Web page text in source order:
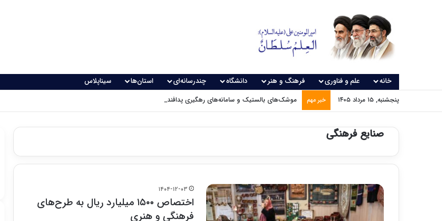
خانه علم و فناوری فرهنگ و هنر دانشگاه چندرسانه‌ای استان‌ها سیناپلاس
پنجشنبه, ۱۵ مرداد ۱۴۰۵ خبر مهم موشک‌های بالستیک و سامانه‌های رهگیری پدافندی چگونه کار می کنند؟
صنایع فرهنگی
۱۴۰۴-۱۲-۰۳
اختصاص ۱۵۰۰ میلیارد ریال به طرح‌های
فرهنگی و هنری